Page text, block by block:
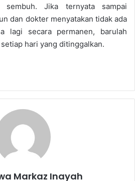
Jika ternyata sampai
dan dokter menyatakan tidak ada
lagi secara permanen, barulah
hari yang ditinggalkan.
Markaz Inayah